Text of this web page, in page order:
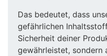
Das bedeutet, dass
gefährlichen
Sicherheit deiner
gewährleistet, sondern